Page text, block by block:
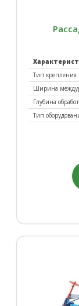
Культиваторы
Отвалы
Тип крепления
Ширина
Глубина
Тип